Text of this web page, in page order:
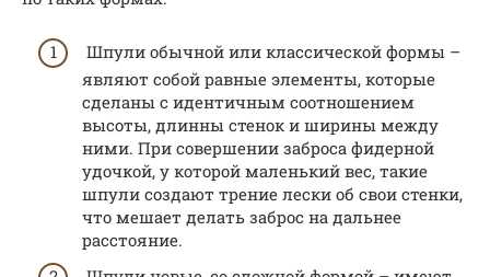
Шпули обычной или классической формы –
являют собой равные элементы, которые
сделаны с идентичным соотношением
высоты, длинны стенок и ширины между
ними. При совершении заброса фидерной
удочкой, у которой маленький вес, такие
шпули создают трение лески об свои стенки,
что мешает делать заброс на дальнее
расстояние.